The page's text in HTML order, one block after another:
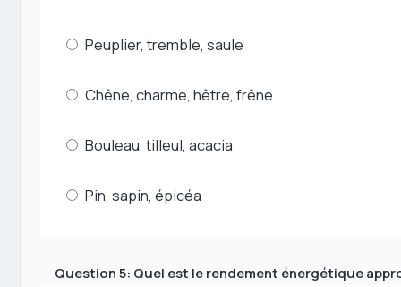
Peuplier, tremble, saule
Chêne, charme, hêtre, frêne
Bouleau, tilleul, acacia
Pin, sapin, épicéa
Question 5: Quel est le rendement énergétique